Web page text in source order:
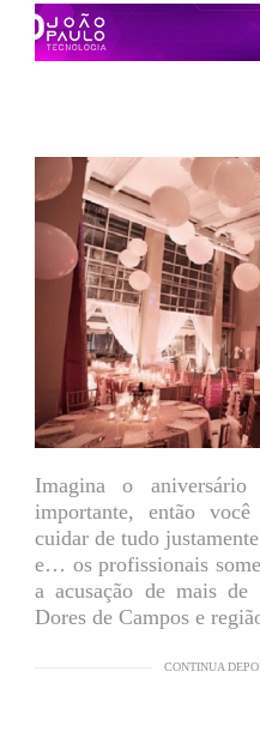
Imagina o
importante, então
cuidar de tudo
e… os profissionais
a acusação de mais
Dores de Campos e
CONTINUA